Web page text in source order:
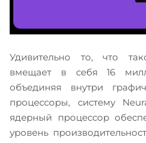
Удивительно то, что
вмещает в себя 16
объединяя внутри
процессоры, систему
ядерный процессор
уровень